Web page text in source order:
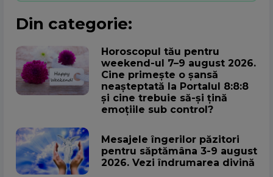
Din categorie:
Horoscopul tău pentru
weekend-ul 7–9 august 2026.
Cine primește o șansă
neașteptată la Portalul 8:8:8
și cine trebuie să-și țină
emoțiile sub control?
Mesajele îngerilor păzitori
pentru săptămâna 3-9 august
2026. Vezi îndrumarea divină